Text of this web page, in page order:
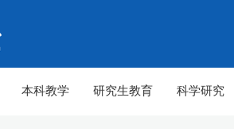
本科教学 研究生教育 科学研究